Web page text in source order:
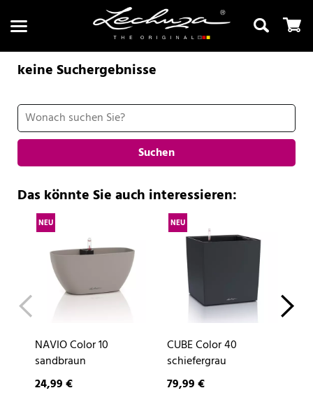
Suchen
keine Suchergebnisse
Suchen
Das könnte Sie auch interessieren:
NEU
NAVIO Color 10
sandbraun
24,99 €
NEU
CUBE Color 40
schiefergrau
79,99 €